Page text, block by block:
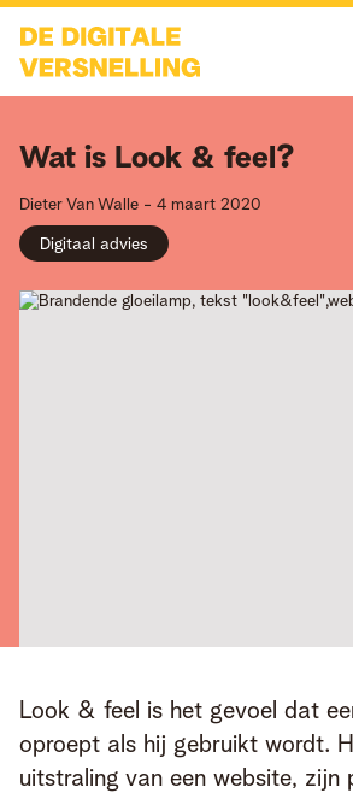
Wat is Look & feel?
Dieter Van Walle - 4 maart 2020
Digitaal advies
Look & feel is het gevoel dat
oproept als hij gebruikt wordt.
uitstraling van een website, zijn